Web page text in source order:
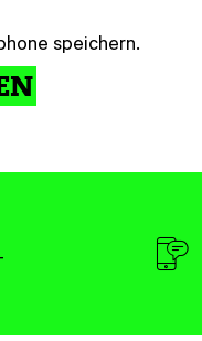
speichern.